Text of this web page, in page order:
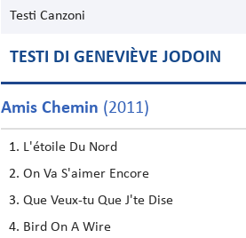
Testi Canzoni
TESTI DI GENEVIÈVE JODOIN
Amis Chemin (2011)
L'étoile Du Nord
On Va S'aimer Encore
Que Veux-tu Que J'te Dise
Bird On A Wire